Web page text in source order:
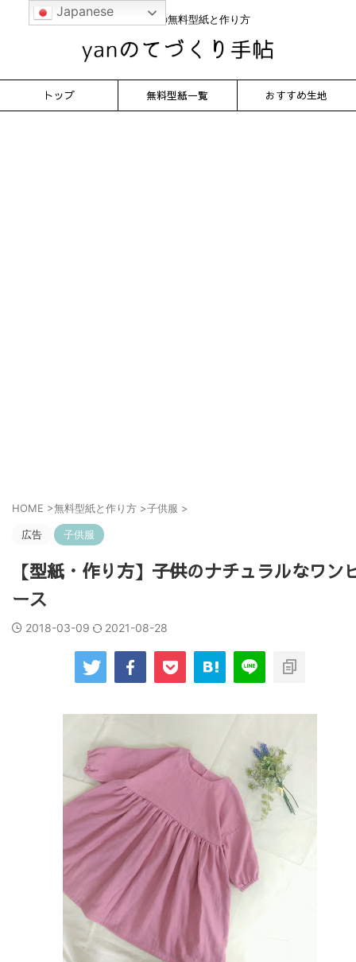
かんたん服の無料型紙と作り方
トップ 無料型紙一覧 おすすめ生地
HOME >無料型紙と作り方 >子供服 >
広告 子供服
【型紙・作り方】子供のナチュラルなワン
ース
2018-03-09 2021-08-28
Japanese